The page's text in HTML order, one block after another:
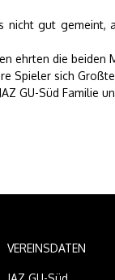
gut gemeint,
ehrten die
Spieler sich
GU-Süd Familie
VEREINSDATEN